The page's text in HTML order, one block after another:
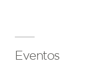
Eventos